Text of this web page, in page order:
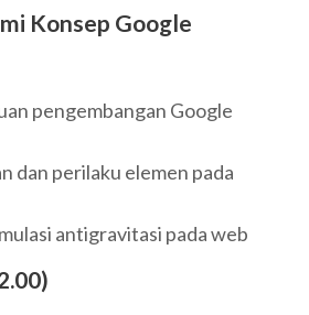
Konsep Google
pengembangan Google
dan perilaku elemen pada
antigravitasi pada web